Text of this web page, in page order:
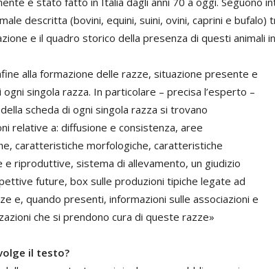
descritta (bovini, equini, suini, ovini, caprini e
e il quadro storico della presenza di questi animali
alla formazione delle razze, situazione presente e
singola razza. In particolare – precisa l’esperto –
scheda di ogni singola razza si trovano
relative a: diffusione e consistenza, aree
caratteristiche morfologiche, caratteristiche
riproduttive, sistema di allevamento, un giudizio
future, box sulle produzioni tipiche legate ad
e, quando presenti, informazioni sulle associazioni e
che si prendono cura di queste razze»
il testo?